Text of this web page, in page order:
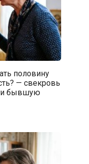
половину
— свекровь
бывшую